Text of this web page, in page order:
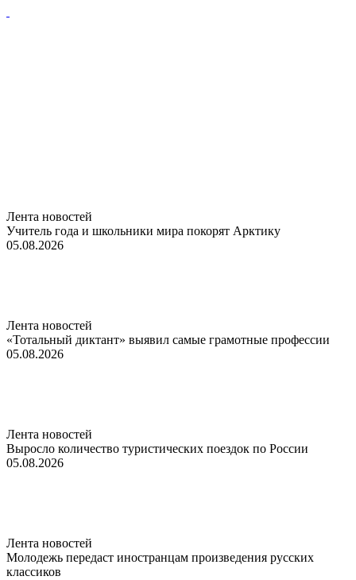
Лента новостей
Учитель года и школьники мира покорят Арктику
05.08.2026
Лента новостей
«Тотальный диктант» выявил самые грамотные профессии
05.08.2026
Лента новостей
Выросло количество туристических поездок по России
05.08.2026
Лента новостей
Молодежь передаст иностранцам произведения русских
классиков